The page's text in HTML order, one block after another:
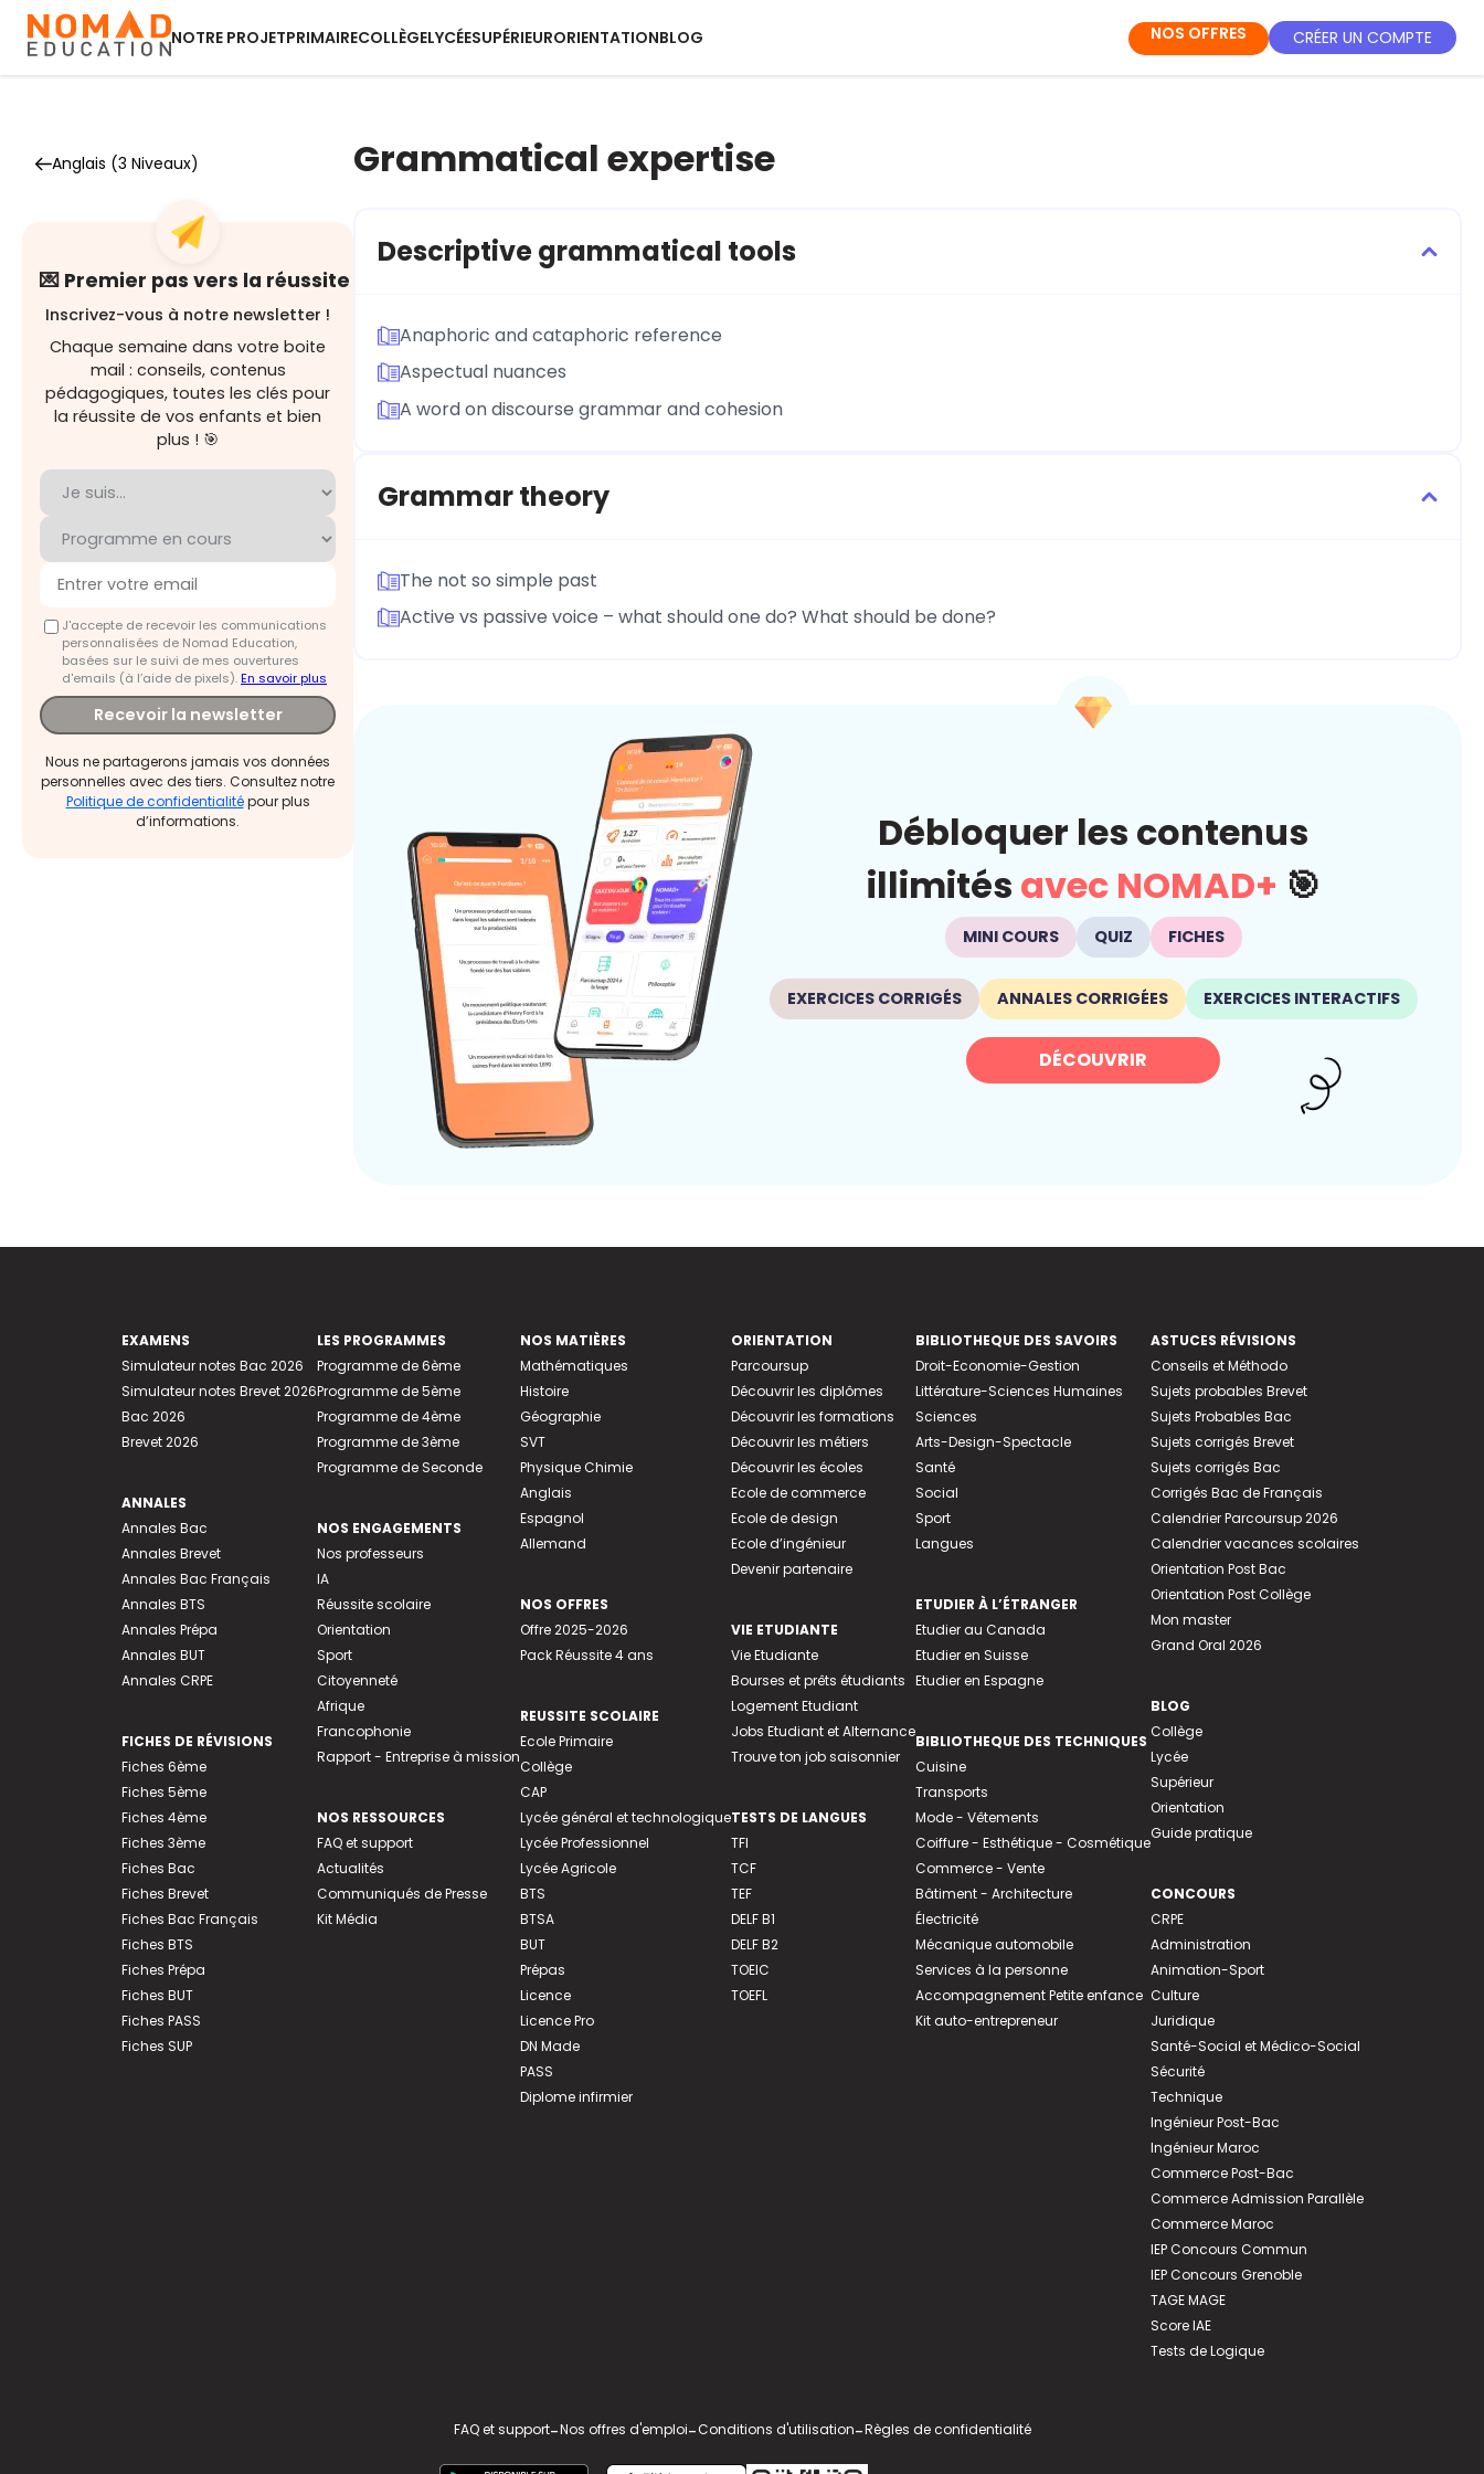
NOTRE PROJETPRIMAIRECOLLÈGELYCÉESUPÉRIEURORIENTATIONBLOG NOS OFFRES CRÉER UN COMPTE
Anglais (3 Niveaux)
💌 Premier pas vers la réussite
Inscrivez-vous à notre newsletter !
Chaque semaine dans votre boite
mail : conseils, contenus
pédagogiques, toutes les clés pour
la réussite de vos enfants et bien
plus ! 🎯
J'accepte de recevoir les communications
personnalisées de Nomad Education,
basées sur le suivi de mes ouvertures
d'emails (à l’aide de pixels).En savoir plus
Recevoir la newsletter
Nous ne partagerons jamais vos données
personnelles avec des tiers. Consultez notre
Politique de confidentialitépour plus
d’informations.
Grammatical expertise
Descriptive grammatical tools
Anaphoric and cataphoric reference
Aspectual nuances
A word on discourse grammar and cohesion
Grammar theory
The not so simple past
Active vs passive voice – what should one do? What should be done?
Débloquer les contenus
illimités avec NOMAD+ 🎯
MINI COURS QUIZ FICHES
EXERCICES CORRIGÉS ANNALES CORRIGÉES EXERCICES INTERACTIFS
DÉCOUVRIR
EXAMENS
Simulateur notes Bac 2026
Simulateur notes Brevet 2026
Bac 2026
Brevet 2026
ANNALES
Annales Bac
Annales Brevet
Annales Bac Français
Annales BTS
Annales Prépa
Annales BUT
Annales CRPE
FICHES DE RÉVISIONS
Fiches 6ème
Fiches 5ème
Fiches 4ème
Fiches 3ème
Fiches Bac
Fiches Brevet
Fiches Bac Français
Fiches BTS
Fiches Prépa
Fiches BUT
Fiches PASS
Fiches SUP
LES PROGRAMMES
Programme de 6ème
Programme de 5ème
Programme de 4ème
Programme de 3ème
Programme de Seconde
NOS ENGAGEMENTS
Nos professeurs
IA
Réussite scolaire
Orientation
Sport
Citoyenneté
Afrique
Francophonie
Rapport - Entreprise à mission
NOS RESSOURCES
FAQ et support
Actualités
Communiqués de Presse
Kit Média
NOS MATIÈRES
Mathématiques
Histoire
Géographie
SVT
Physique Chimie
Anglais
Espagnol
Allemand
NOS OFFRES
Offre 2025-2026
Pack Réussite 4 ans
REUSSITE SCOLAIRE
Ecole Primaire
Collège
CAP
Lycée général et technologique
Lycée Professionnel
Lycée Agricole
BTS
BTSA
BUT
Prépas
Licence
Licence Pro
DN Made
PASS
Diplome infirmier
ORIENTATION
Parcoursup
Découvrir les diplômes
Découvrir les formations
Découvrir les métiers
Découvrir les écoles
Ecole de commerce
Ecole de design
Ecole d’ingénieur
Devenir partenaire
VIE ETUDIANTE
Vie Etudiante
Bourses et prêts étudiants
Logement Etudiant
Jobs Etudiant et Alternance
Trouve ton job saisonnier
TESTS DE LANGUES
TFI
TCF
TEF
DELF B1
DELF B2
TOEIC
TOEFL
BIBLIOTHEQUE DES SAVOIRS
Droit-Economie-Gestion
Littérature-Sciences Humaines
Sciences
Arts-Design-Spectacle
Santé
Social
Sport
Langues
ETUDIER À L’ÉTRANGER
Etudier au Canada
Etudier en Suisse
Etudier en Espagne
BIBLIOTHEQUE DES TECHNIQUES
Cuisine
Transports
Mode - Vêtements
Coiffure - Esthétique - Cosmétique
Commerce - Vente
Bâtiment - Architecture
Électricité
Mécanique automobile
Services à la personne
Accompagnement Petite enfance
Kit auto-entrepreneur
ASTUCES RÉVISIONS
Conseils et Méthodo
Sujets probables Brevet
Sujets Probables Bac
Sujets corrigés Brevet
Sujets corrigés Bac
Corrigés Bac de Français
Calendrier Parcoursup 2026
Calendrier vacances scolaires
Orientation Post Bac
Orientation Post Collège
Mon master
Grand Oral 2026
BLOG
Collège
Lycée
Supérieur
Orientation
Guide pratique
CONCOURS
CRPE
Administration
Animation-Sport
Culture
Juridique
Santé-Social et Médico-Social
Sécurité
Technique
Ingénieur Post-Bac
Ingénieur Maroc
Commerce Post-Bac
Commerce Admission Parallèle
Commerce Maroc
IEP Concours Commun
IEP Concours Grenoble
TAGE MAGE
Score IAE
Tests de Logique
FAQ et support-Nos offres d'emploi-Conditions d'utilisation-Règles de confidentialité